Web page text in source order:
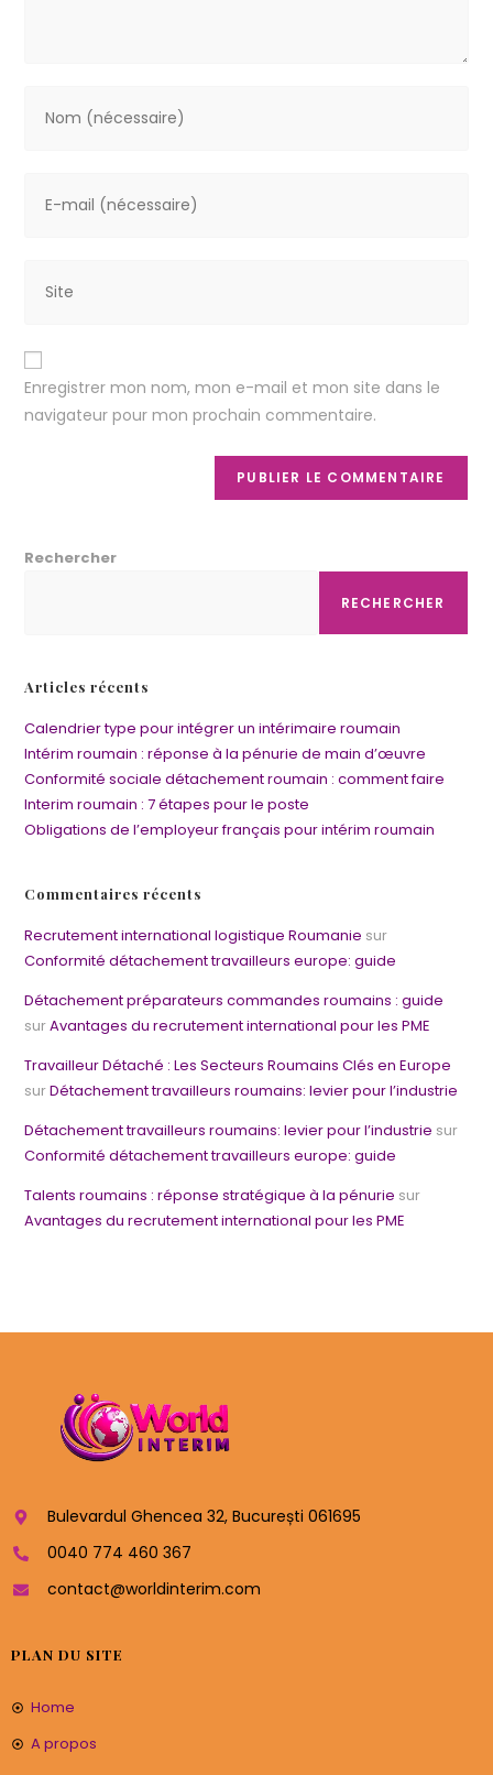
Enregistrer mon nom, mon e-mail et mon site dans le
navigateur pour mon prochain commentaire.
Rechercher
RECHERCHER
Articles récents
Calendrier type pour intégrer un intérimaire roumain
Intérim roumain : réponse à la pénurie de main d’œuvre
Conformité sociale détachement roumain : comment faire
Interim roumain : 7 étapes pour le poste
Obligations de l’employeur français pour intérim roumain
Commentaires récents
Recrutement international logistique Roumanie sur
Conformité détachement travailleurs europe: guide
Détachement préparateurs commandes roumains : guide
surAvantages du recrutement international pour les PME
Travailleur Détaché : Les Secteurs Roumains Clés en Europe
surDétachement travailleurs roumains: levier pour l’industrie
Détachement travailleurs roumains: levier pour l’industrie sur
Conformité détachement travailleurs europe: guide
Talents roumains : réponse stratégique à la pénurie sur
Avantages du recrutement international pour les PME
Bulevardul Ghencea 32, București 061695
0040 774 460 367
contact@worldinterim.com
PLAN DU SITE
Home
A propos